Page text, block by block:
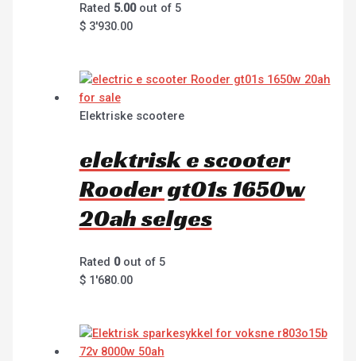
Rated 5.00out of 5
$3'930.00
Elektriske scootere
elektrisk e scooter
Rooder gt01s 1650w
20ah selges
Rated 0out of 5
$1'680.00